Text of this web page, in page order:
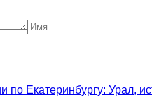
по Екатеринбургу: Урал,